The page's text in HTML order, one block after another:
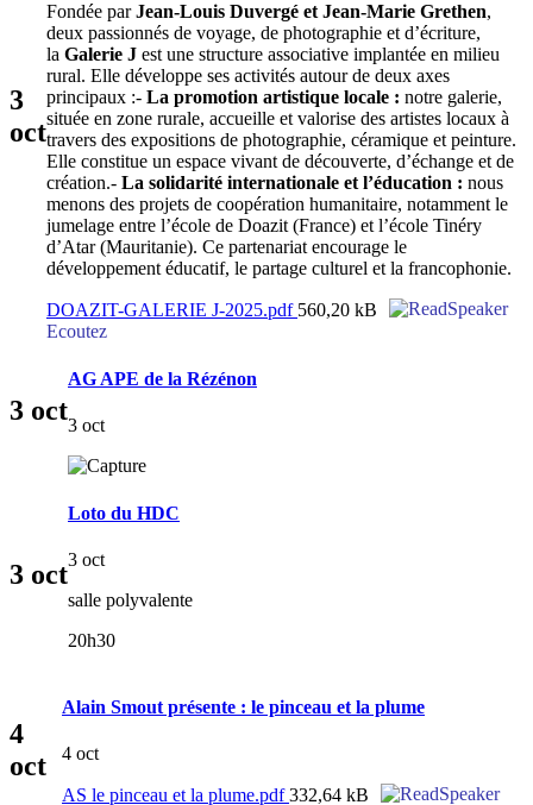
3
oct
Fondée parJean-Louis Duvergé et Jean-Marie Grethen,
deux passionnés de voyage, de photographie et d’écriture,
la Galerie J est une structure associative implantée en milieu
rural. Elle développe ses activités autour de deux axes
principaux :- La promotion artistique locale : notre galerie,
située en zone rurale, accueille et valorise des artistes locaux à
travers des expositions de photographie, céramique et peinture.
Elle constitue un espace vivant de découverte, d’échange et de
création.- La solidarité internationale et l’éducation : nous
menons des projets de coopération humanitaire, notamment le
jumelage entre l’école de Doazit (France) et l’école Tinéry
d’Atar (Mauritanie). Ce partenariat encourage le
développement éducatif, le partage culturel et la francophonie.
DOAZIT-GALERIE J-2025.pdf 560,20 kB
Ecoutez
3 oct
AG APE de la Rézénon
3 oct
3 oct
Loto du HDC
3 oct
salle polyvalente
20h30
4
oct
Alain Smout présente : le pinceau et la plume
4 oct
AS le pinceau et la plume.pdf332,64 kB